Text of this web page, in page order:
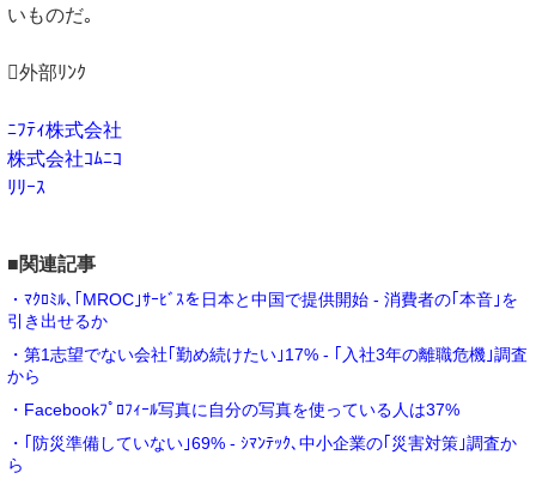
いものだ｡
外部ﾘﾝｸ
ﾆﾌﾃｨ株式会社
株式会社ｺﾑﾆｺ
ﾘﾘｰｽ
■関連記事
・ﾏｸﾛﾐﾙ､｢MROC｣ｻｰﾋﾞｽを日本と中国で提供開始 - 消費者の｢本音｣を
引き出せるか
・第1志望でない会社｢勤め続けたい｣17% - ｢入社3年の離職危機｣調査
から
・Facebookﾌﾟﾛﾌｨｰﾙ写真に自分の写真を使っている人は37%
・｢防災準備していない｣69% - ｼﾏﾝﾃｯｸ､中小企業の｢災害対策｣調査か
ら